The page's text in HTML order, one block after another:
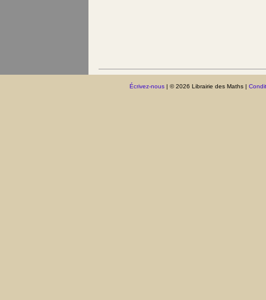
Écrivez-nous| © 2026 Librairie des Maths |